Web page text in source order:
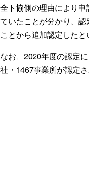
全ト協側の理由により申
ていたことが分かり、認
ことから追加認定したと
なお、2020年度の認定
社・1467事業所が認定さ